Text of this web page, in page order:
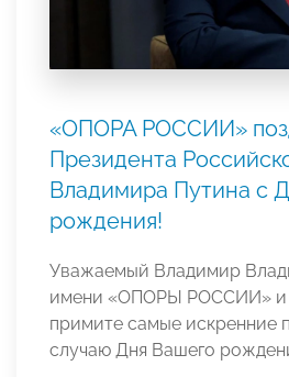
«ОПОРА РОССИИ»
Президента
Владимира Путина с
рождения!
Уважаемый Владимир
имени «ОПОРЫ РОССИИ» и
примите самые искренние
случаю Дня Вашего